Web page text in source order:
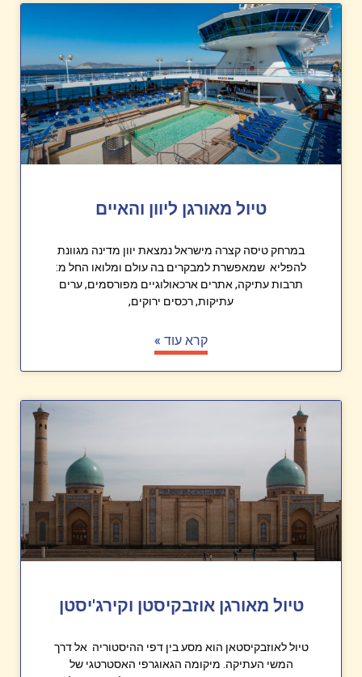
טיול מאורגן ליוון והאיים
במרחק טיסה קצרה מישראל נמצאת יוון מדינה מגוונת
להפליא שמאפשרת למבקרים בה עולם ומלואו החל מ:
תרבות עתיקה, אתרים ארכאולוגיים מפורסמים, ערים
עתיקות, רכסים ירוקים,
קרא עוד »
טיול מאורגן אוזבקיסטן וקירג'יסטן
טיול לאוזבקיסטאן הוא מסע בין דפי ההיסטוריה אל דרך
המשי העתיקה. מיקומה הגאוגרפי האסטרטגי של